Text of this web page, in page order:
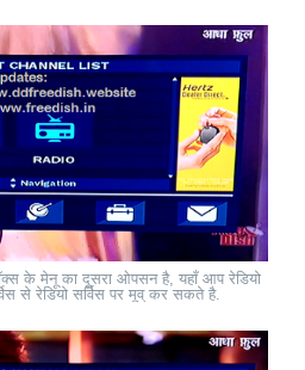
के मेनू का दूसरा ओपसन है, यहाँ आप रेडियो
से रेडियो सर्विस पर मूव् कर सकते है.